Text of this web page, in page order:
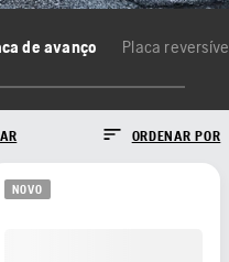
de avanço Placa
ORDENAR POR
NOVO